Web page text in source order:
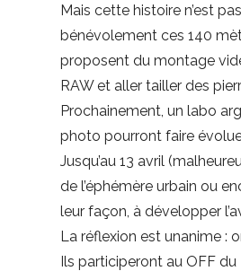
Mais cette histoire n’est
bénévolement ces 140
proposent du montage
RAW et aller tailler des
Prochainement, un labo
photo pourront faire
Jusqu’au 13 avril
de l’éphémère urbain ou
leur façon, à développer
La réflexion est unanime :
Ils participeront au OFF du